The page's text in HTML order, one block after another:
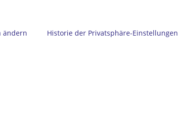
ändern Historie der Privatsphäre-Einstellungen